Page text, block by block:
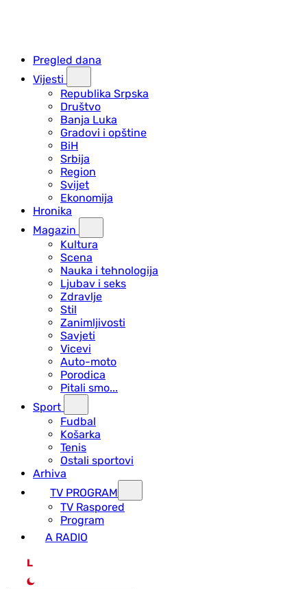
Pregled dana
Vijesti
Republika Srpska
Društvo
Banja Luka
Gradovi i opštine
BiH
Srbija
Region
Svijet
Ekonomija
Hronika
Magazin
Kultura
Scena
Nauka i tehnologija
Ljubav i seks
Zdravlje
Stil
Zanimljivosti
Savjeti
Vicevi
Auto-moto
Porodica
Pitali smo...
Sport
Fudbal
Košarka
Tenis
Ostali sportovi
Arhiva
TV PROGRAM
ТV Raspored
Program
A RADIO
L